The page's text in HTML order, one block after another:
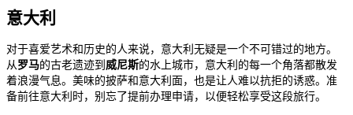
意大利
对于喜爱艺术和历史的人来说，意大利无疑是一个不可错过的地方。
从罗马的古老遗迹到 威尼斯的水上城市，意大利的每一个角落都散发
着浪漫气息。美味的披萨和意大利面，也是让人难以抗拒的诱惑。准
备前往意大利时，别忘了提前办理申请，以便轻松享受这段旅行。